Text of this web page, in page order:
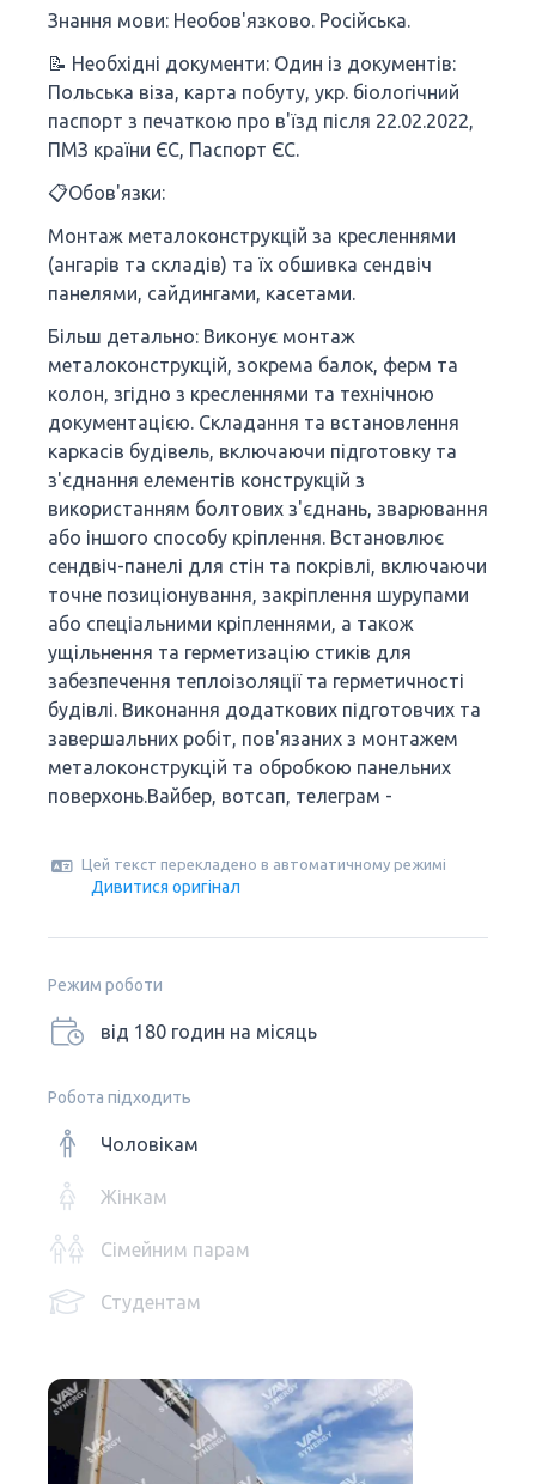
Знання мови: Необов'язково. Російська.
📝 Необхідні документи: Один із документів:
Польська віза, карта побуту, укр. біологічний
паспорт з печаткою про в'їзд після 22.02.2022,
ПМЗ країни ЄС, Паспорт ЄС.
📋Обов'язки:
Монтаж металоконструкцій за кресленнями
(ангарів та складів) та їх обшивка сендвіч
панелями, сайдингами, касетами.
Більш детально: Виконує монтаж
металоконструкцій, зокрема балок, ферм та
колон, згідно з кресленнями та технічною
документацією. Складання та встановлення
каркасів будівель, включаючи підготовку та
з'єднання елементів конструкцій з
використанням болтових з'єднань, зварювання
або іншого способу кріплення. Встановлює
сендвіч-панелі для стін та покрівлі, включаючи
точне позиціонування, закріплення шурупами
або спеціальними кріпленнями, а також
ущільнення та герметизацію стиків для
забезпечення теплоізоляції та герметичності
будівлі. Виконання додаткових підготовчих та
завершальних робіт, пов'язаних з монтажем
металоконструкцій та обробкою панельних
поверхонь.Вайбер, вотсап, телеграм -
Цей текст перекладено в автоматичному режимі
Дивитися оригінал
Режим роботи
від 180 годин на місяць
Робота підходить
Чоловікам
Жінкам
Сімейним парам
Студентам